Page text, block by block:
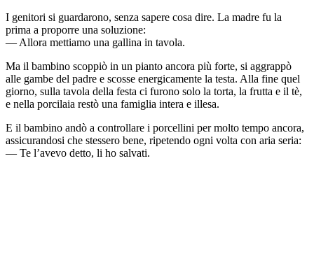
I genitori si guardarono, senza sapere cosa dire. La madre fu la
prima a proporre una soluzione:
— Allora mettiamo una gallina in tavola.
Ma il bambino scoppiò in un pianto ancora più forte, si aggrappò
alle gambe del padre e scosse energicamente la testa. Alla fine quel
giorno, sulla tavola della festa ci furono solo la torta, la frutta e il tè,
e nella porcilaia restò una famiglia intera e illesa.
E il bambino andò a controllare i porcellini per molto tempo ancora,
assicurandosi che stessero bene, ripetendo ogni volta con aria seria:
— Te l’avevo detto, li ho salvati.